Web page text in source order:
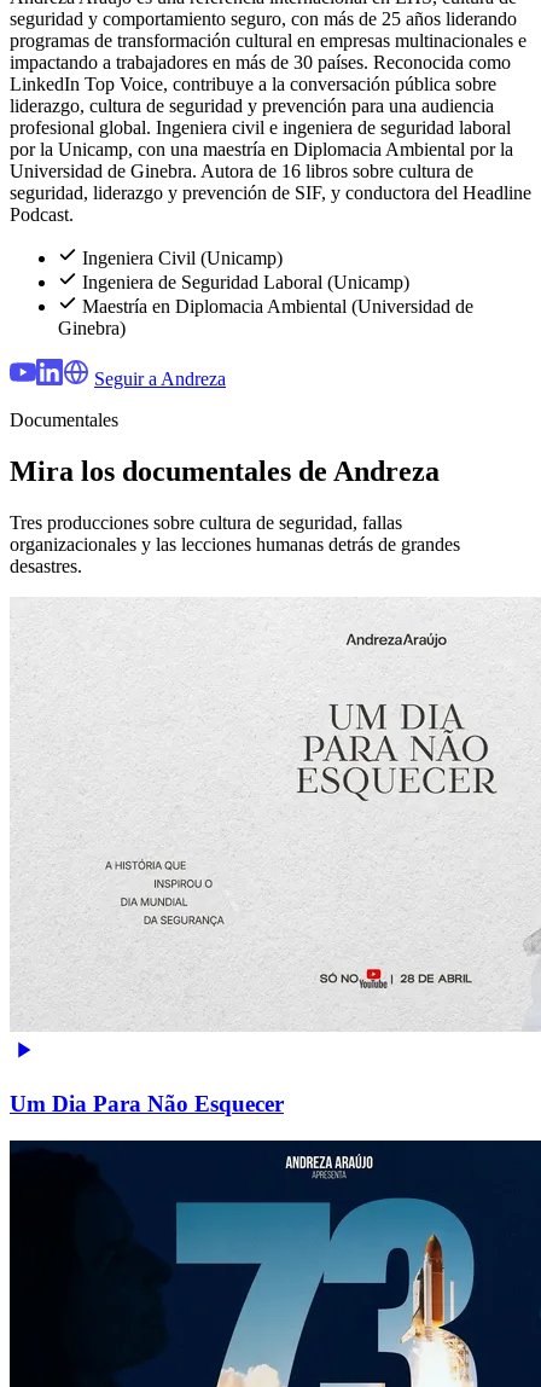
seguridad y comportamiento seguro, con más de 25 años liderando
programas de transformación cultural en empresas multinacionales e
impactando a trabajadores en más de 30 países. Reconocida como
LinkedIn Top Voice, contribuye a la conversación pública sobre
liderazgo, cultura de seguridad y prevención para una audiencia
profesional global. Ingeniera civil e ingeniera de seguridad laboral
por la Unicamp, con una maestría en Diplomacia Ambiental por la
Universidad de Ginebra. Autora de 16 libros sobre cultura de
seguridad, liderazgo y prevención de SIF, y conductora del Headline
Podcast.
Ingeniera Civil (Unicamp)
Ingeniera de Seguridad Laboral (Unicamp)
Maestría en Diplomacia Ambiental (Universidad de
Ginebra)
Seguir a Andreza
Documentales
Mira los documentales de Andreza
Tres producciones sobre cultura de seguridad, fallas
organizacionales y las lecciones humanas detrás de grandes
desastres.
Um Dia Para Não Esquecer